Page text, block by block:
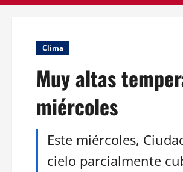
Clima
Muy altas
miércoles
Este miércoles,
cielo parcialmente